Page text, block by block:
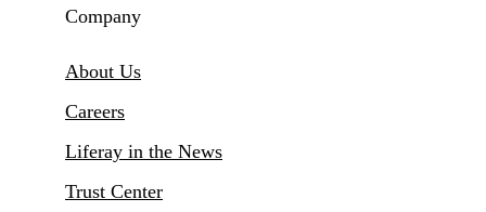
Company
About Us
Careers
Liferay in the News
Trust Center